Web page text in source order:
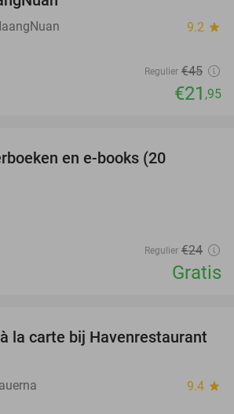
9.2 star
Regulier €45
€21 ,95
en e-books (20
Regulier €24
Gratis
34%
la carte bij Havenrestaurant
9.4 star